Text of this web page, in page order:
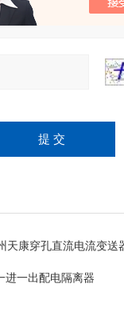
天康穿孔直流电流变送
进一出配电隔离器